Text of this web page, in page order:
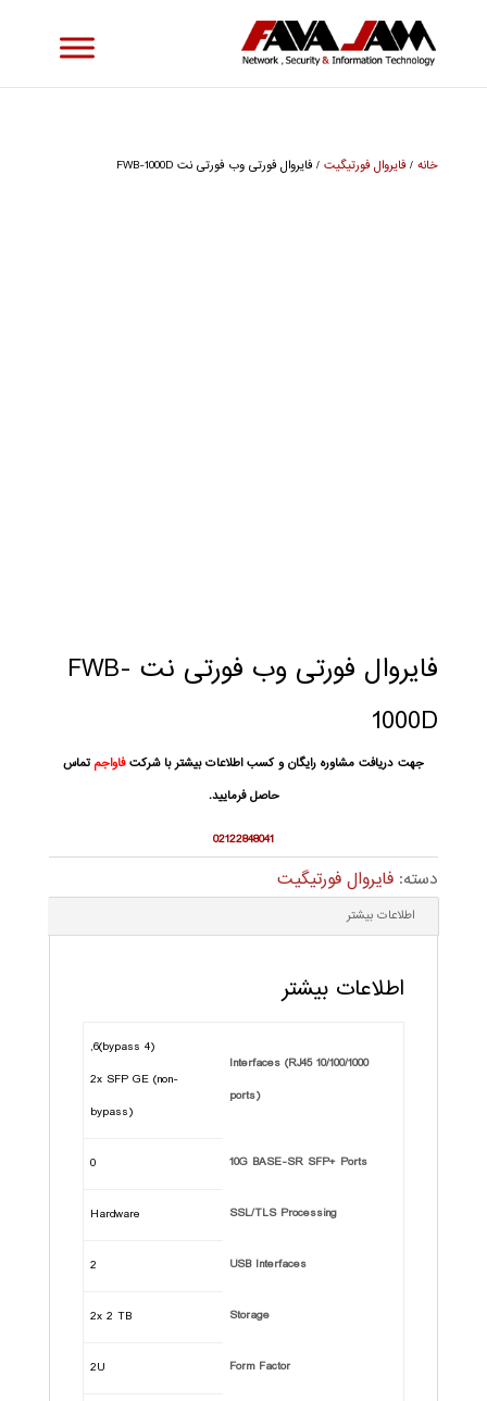
خانه/ فایروال فورتیگیت/ فایروال فورتی وب فورتی نت FWB-1000D
فایروال فورتی وب فورتی نت FWB-
1000D
جهت دریافت مشاوره رایگان و کسب اطلاعات بیشتر با شرکتفاواجم تماس
حاصل فرمایید.
02122848041
دسته: فایروال فورتیگیت
اطلاعات بیشتر
اطلاعات بیشتر
10/100/1000 Interfaces (RJ45
ports)
(4 bypass)6,
2x SFP GE (non-
bypass)
10G BASE-SR SFP+ Ports
0
SSL/TLS Processing
Hardware
USB Interfaces
2
Storage
2x 2 TB
Form Factor
2U